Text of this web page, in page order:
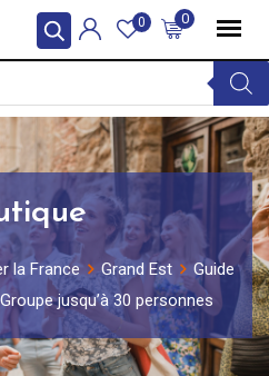
0
0
la France Grand Est
Guide
jusqu’à 30 personnes